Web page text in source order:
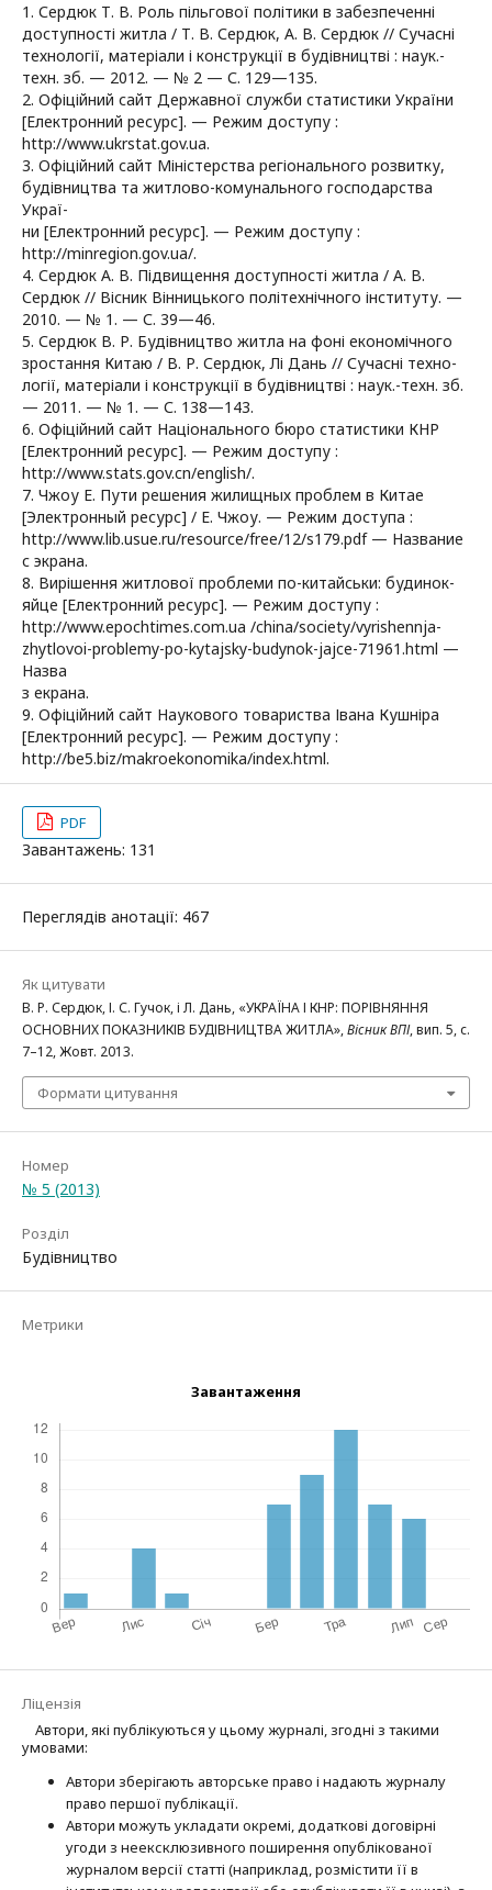
1. Сердюк Т. В. Роль пільгової політики в забезпеченні
доступності житла / Т. В. Сердюк, А. В. Сердюк // Сучасні
технології, матеріали і конструкції в будівництві : наук.-
техн. зб. — 2012. — № 2 — С. 129—135.
2. Офіційний сайт Державної служби статистики України
[Електронний ресурс]. — Режим доступу :
http://www.ukrstat.gov.ua.
3. Офіційний сайт Міністерства регіонального розвитку,
будівництва та житлово-комунального господарства
Украї-
ни [Електронний ресурс]. — Режим доступу :
http://minregion.gov.ua/.
4. Сердюк А. В. Підвищення доступності житла / А. В.
Сердюк // Вісник Вінницького політехнічного інституту. —
2010. — № 1. — С. 39—46.
5. Сердюк В. Р. Будівництво житла на фоні економічного
зростання Китаю / В. Р. Сердюк, Лі Дань // Сучасні техно-
логії, матеріали і конструкції в будівництві : наук.-техн. зб.
— 2011. — № 1. — С. 138—143.
6. Офіційний сайт Національного бюро статистики КНР
[Електронний ресурс]. — Режим доступу :
http://www.stats.gov.cn/english/.
7. Чжоу Е. Пути решения жилищных проблем в Китае
[Электронный ресурс] / Е. Чжоу. — Режим доступа :
http://www.lib.usue.ru/resource/free/12/s179.pdf — Название
с экрана.
8. Вирішення житлової проблеми по-китайськи: будинок-
яйце [Електронний ресурс]. — Режим доступу :
http://www.epochtimes.com.ua /china/society/vyrishennja-
zhytlovoi-problemy-po-kytajsky-budynok-jajce-71961.html —
Назва
з екрана.
9. Офіційний сайт Наукового товариства Івана Кушніра
[Електронний ресурс]. — Режим доступу :
http://be5.biz/makroekonomika/index.html.
PDF
Завантажень: 131
Переглядів анотації: 467
Як цитувати
В. Р. Сердюк, І. С. Гучок, і Л. Дань, «УКРАЇНА І КНР: ПОРІВНЯННЯ
ОСНОВНИХ ПОКАЗНИКІВ БУДІВНИЦТВА ЖИТЛА»,Вісник ВПІ, вип. 5, с.
7–12, Жовт. 2013.
Формати цитування
Номер
№ 5 (2013)
Розділ
Будівництво
Метрики
Завантаження
Ліцензія
Автори, які публікуються у цьому журналі, згодні з такими
умовами:
Автори зберігають авторське право і надають журналу
право першої публі­кації.
Автори можуть укладати окремі, додат­кові договірні
угоди з неексклюзив­ного поширення опублікованої
журналом версії статті (наприклад, розмістити її в